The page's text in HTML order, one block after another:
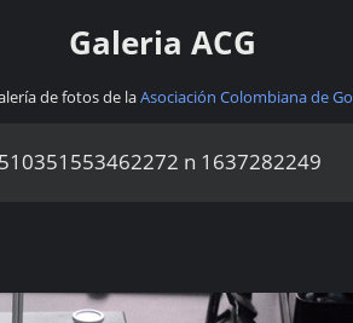
Galeria ACG
de fotos de laAsociación Colombiana de Go
n 1637282249